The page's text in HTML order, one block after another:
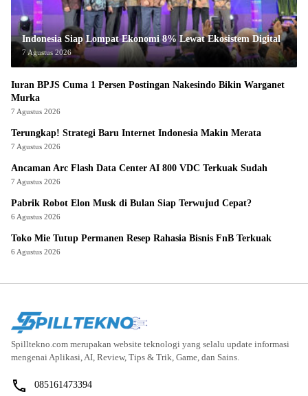
Indonesia Siap Lompat Ekonomi 8% Lewat Ekosistem Digital
7 Agustus 2026
Iuran BPJS Cuma 1 Persen Postingan Nakesindo Bikin Warganet
Murka
7 Agustus 2026
Terungkap! Strategi Baru Internet Indonesia Makin Merata
7 Agustus 2026
Ancaman Arc Flash Data Center AI 800 VDC Terkuak Sudah
7 Agustus 2026
Pabrik Robot Elon Musk di Bulan Siap Terwujud Cepat?
6 Agustus 2026
Toko Mie Tutup Permanen Resep Rahasia Bisnis FnB Terkuak
6 Agustus 2026
Spilltekno.com merupakan website teknologi yang selalu update informasi
mengenai Aplikasi, AI, Review, Tips & Trik, Game, dan Sains.
085161473394